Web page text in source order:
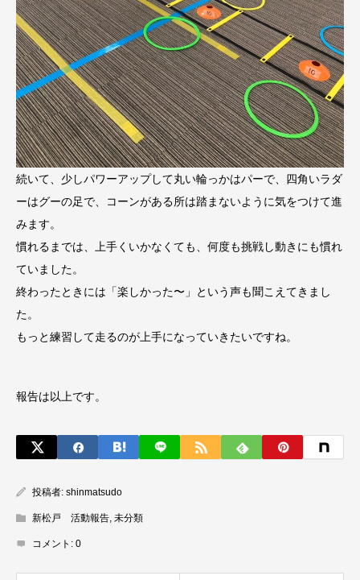
続いて、少しパワーアップして丸い輪っかはパーで、四角いラダ
ーはグーの足で、コーンがある所は踏まないように気をつけて進
みます。
慣れるまでは、上手くいかなくても、何度も挑戦し動きにも慣れ
ていました。
終わったときには「楽しかった〜」という声も聞こえてきまし
た。
もっと練習して走るのが上手になっていきたいですね。
報告は以上です。
投稿者: shinmatsudo
新松戸 活動報告, 未分類
コメント: 0